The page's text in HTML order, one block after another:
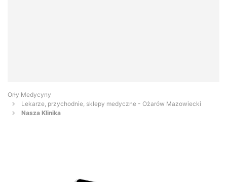
Orły Medycyny
Lekarze, przychodnie, sklepy medyczne - Ożarów Mazowiecki
Nasza Klinika